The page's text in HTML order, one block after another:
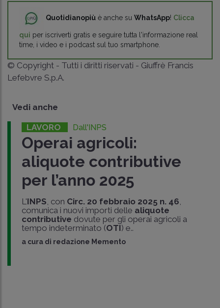
Quotidianopiù è anche su WhatsApp! Clicca
qui per iscriverti gratis e seguire tutta l'informazione real
time, i video e i podcast sul tuo smartphone.
© Copyright - Tutti i diritti riservati - Giuffrè Francis
Lefebvre S.p.A.
Vedi anche
LAVORO Dall'INPS
Operai agricoli:
aliquote contributive
per l’anno 2025
L'INPS , con Circ. 20 febbraio 2025 n. 46
comunica i nuovi importi delle aliquote
contributive dovute per gli operai agricoli a
tempo indeterminato (OTI) e..
a cura di redazione Memento